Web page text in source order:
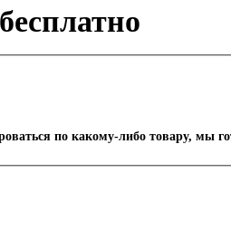
по какому-либо товару, мы